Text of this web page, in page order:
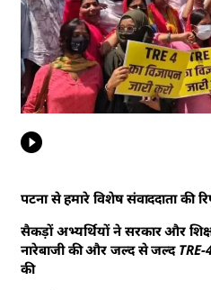
पटना से हमारे विशेष संवाददाता की
सैकड़ों अभ्यर्थियों ने सरकार और
नारेबाजी की और जल्द से जल्द TRE-
की